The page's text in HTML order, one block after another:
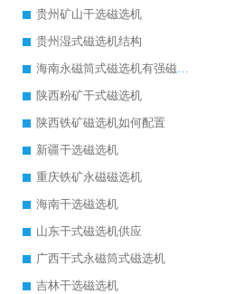
贵州矿山干选磁选机
贵州湿式磁选机结构
海南永磁筒式磁选机有强磁的吗
陕西粉矿干式磁选机
陕西铁矿磁选机如何配置
新疆干选磁选机
重庆铁矿永磁磁选机
海南干选磁选机
山东干式磁选机供应
广西干式永磁筒式磁选机
吉林干选磁选机